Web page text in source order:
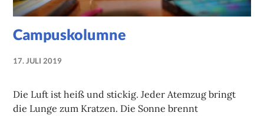
Campuskolumne
17. JULI 2019
Die Luft ist heiß und stickig. Jeder Atemzug bringt
die Lunge zum Kratzen. Die Sonne brennt